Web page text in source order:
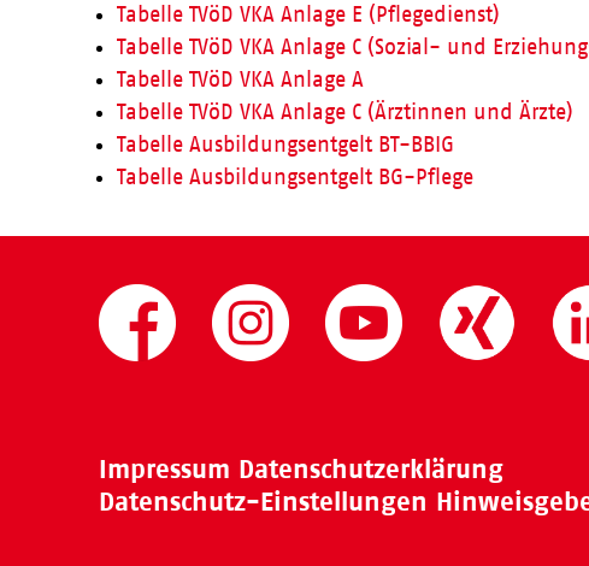
Tabelle TVöD VKA Anlage E (Pflegedienst)
Tabelle TVöD VKA Anlage C (Sozial- und
Tabelle TVöD VKA Anlage A
Tabelle TVöD VKA Anlage C (Ärztinnen und Ärzte)
Tabelle Ausbildungsentgelt BT-BBIG
Tabelle Ausbildungsentgelt BG-Pflege
Impressum Datenschutzerklärung
Datenschutz-Einstellungen